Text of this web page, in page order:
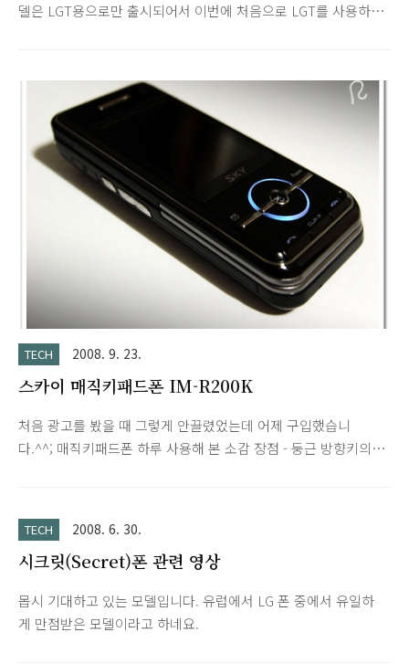
델은 LGT용으로만 출시되어서 이번에 처음으로 LGT를 사용하게
로 되어있습니다. 금속 재질이라서 약간 묵직한 편입니다. 앞면
직사각형의 LCD가 포함된 외관이 예전 LG 싸이언 초기 모델이
생각나네요. 역시 LG답게 선명하고 사실적인 색감의 액정이 마음
에 드네요. 지상파 DMB 지원하며 안테나가 내장되어 있습니다.
어댑터를 이용한 칩 장착으로 BANK ON도 가능합니다. 3개월
무료 체험 부가서비스가 있어서 어제 은행 두 곳에서 뱅크온 칩
발급 받아서 잘 사용하고 있습니다. ^^ 블루투스 지원, 표준 24
TECH 2008. 9. 23.
스카이 매직키패드폰 IM-R200K
처음 광고를 봤을 때 그렇게 안끌렸었는데 어제 구입했습니
다.^^; 매직키패드폰 하루 사용해 본 소감 장점 - 둥근 방향키의
MP3 재생시 키패드 액정부분이 옵션, 플레이리스트 기능을 해서
유용합니다. 단점 - 약 17mm로 다소 두꺼우며 전면 버튼이 작아
서 불편함. - 진동 세기 조절이 안되는데다가 진동까지 너무 강해
중인 듀크폰에 비해 떨어짐. (스카이 모델이 대체적으로 싸이언
에 비해 색감이 사실적이지 못한편.)
TECH 2008. 6. 30.
시크릿(Secret)폰 관련 영상
몹시 기대하고 있는 모델입니다. 유럽에서 LG 폰 중에서 유일하
게 만점받은 모델이라고 하네요.